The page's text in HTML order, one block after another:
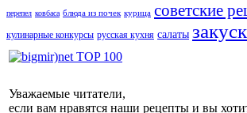
перепел ковбаса блюда из почек курица советские
кулинарные конкурсы русская кухня салаты
Уважаемые читатели,
если вам нравятся наши рецепты и вы